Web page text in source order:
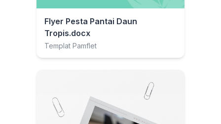
Flyer Pesta Pantai Daun
Tropis.docx
Templat Pamflet